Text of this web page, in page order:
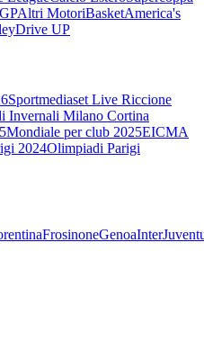
Altri MotoriBasketAmerica's
Drive UP
Sportmediaset Live Riccione
Invernali Milano Cortina
Mondiale per club 2025EICMA
2024Olimpiadi Parigi
FrosinoneGenoaInter